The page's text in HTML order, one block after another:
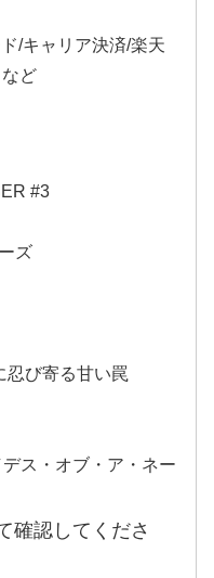
/キャリア決済/楽天
ど
#3
ズ
忍び寄る甘い罠
ス・オブ・ア・ネー
確認してくださ